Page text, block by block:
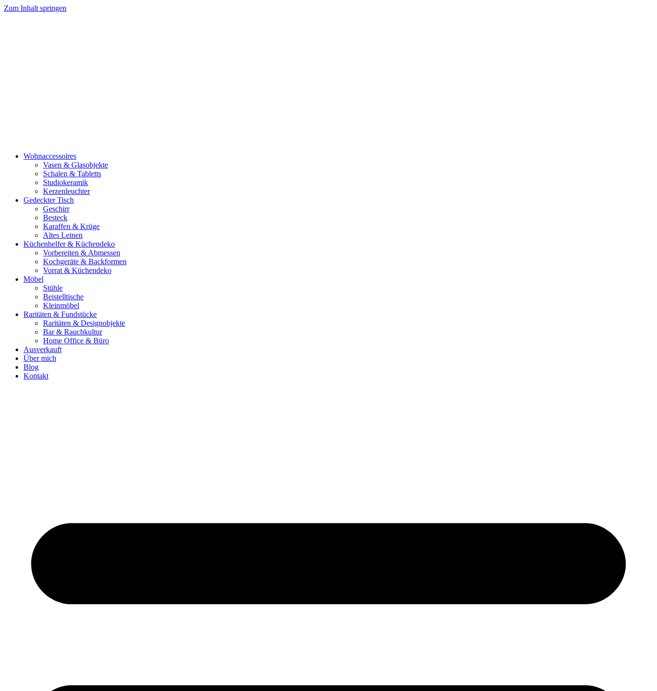
Zum Inhalt springen
Wohnaccessoires
Vasen & Glasobjekte
Schalen & Tabletts
Studiokeramik
Kerzenleuchter
Gedeckter Tisch
Geschirr
Besteck
Karaffen & Krüge
Altes Leinen
Küchenhelfer & Küchendeko
Vorbereiten & Abmessen
Kochgeräte & Backformen
Vorrat & Küchendeko
Möbel
Stühle
Beistelltische
Kleinmöbel
Raritäten & Fundstücke
Raritäten & Designobjekte
Bar & Rauchkultur
Home Office & Büro
Ausverkauft
Über mich
Blog
Kontakt